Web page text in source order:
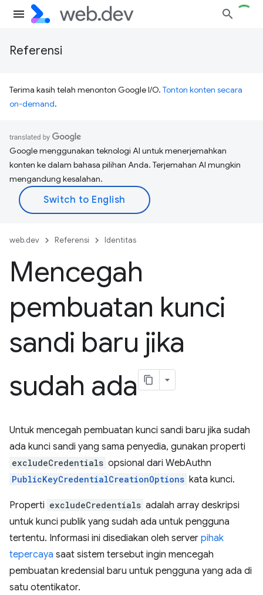
Referensi
Terima kasih telah menonton Google I/O. Tonton konten secara
on-demand.
Google menggunakan teknologi AI untuk menerjemahkan
konten ke dalam bahasa pilihan Anda. Terjemahan AI mungkin
mengandung kesalahan.
web.dev Referensi Identitas
Mencegah
pembuatan kunci
sandi baru jika
sudah ada
Untuk mencegah pembuatan kunci sandi baru jika sudah
ada kunci sandi yang sama penyedia, gunakan properti
excludeCredentials opsional dari WebAuthn
PublicKeyCredentialCreationOptions kata kunci.
Properti excludeCredentials adalah array deskripsi
untuk kunci publik yang sudah ada untuk pengguna
tertentu. Informasi ini disediakan oleh server pihak
tepercaya saat sistem tersebut ingin mencegah
pembuatan kredensial baru untuk pengguna yang ada di
satu otentikator.